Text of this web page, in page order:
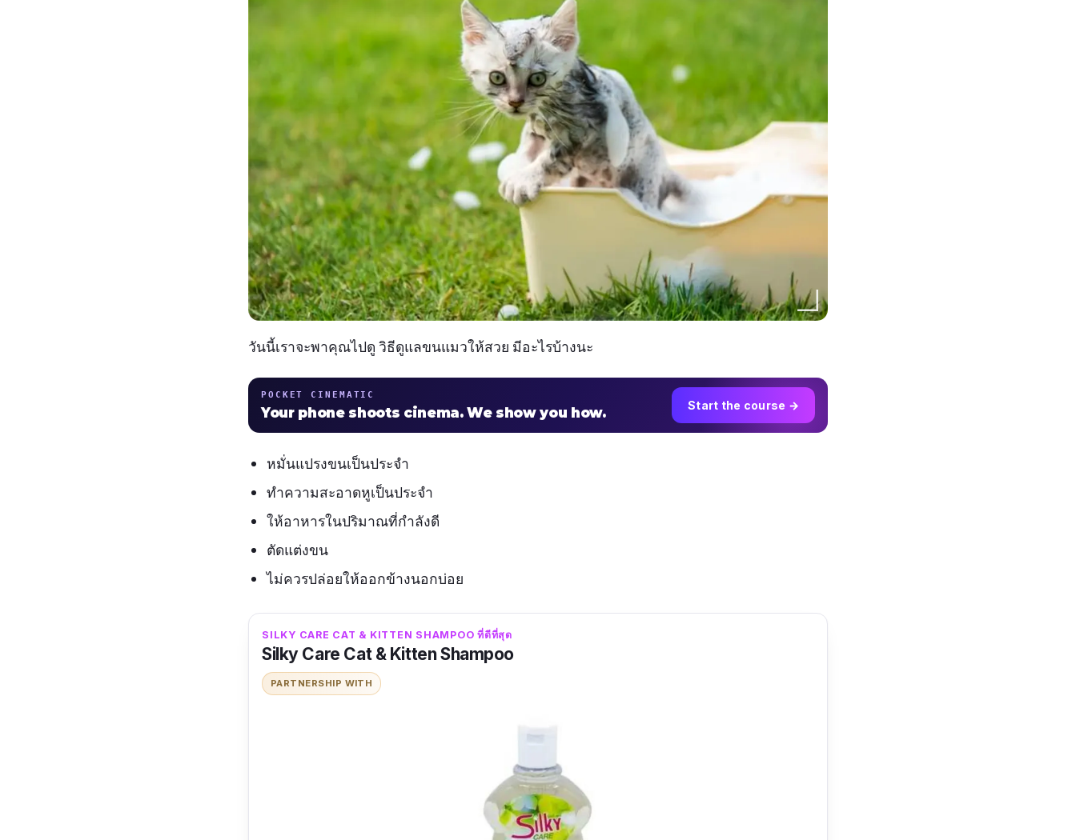
วันนี้เราจะพาคุณไปดู วิธีดูแลขนแมวให้สวย มีอะไรบ้างนะ
POCKET CINEMATIC
Your phone shoots cinema. We show you how. Start the course →
หมั่นแปรงขนเป็นประจำ
ทำความสะอาดหูเป็นประจำ
ให้อาหารในปริมาณที่กำลังดี
ตัดแต่งขน
ไม่ควรปล่อยให้ออกข้างนอกบ่อย
SILKY CARE CAT & KITTEN SHAMPOO ที่ดีที่สุด
Silky Care Cat & Kitten Shampoo
PARTNERSHIP WITH